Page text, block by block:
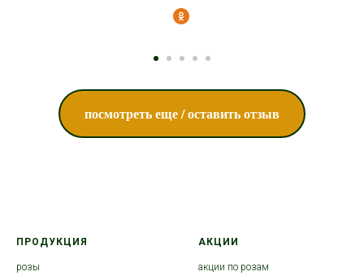
посмотреть еще / оставить отзыв
ПРОДУКЦИЯ
розы
АКЦИИ
акции по розам